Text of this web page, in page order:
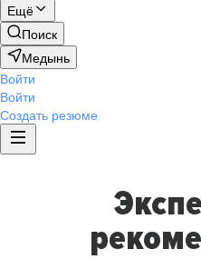
Ещё
Поиск
Медынь
Войти
Войти
Создать резюме